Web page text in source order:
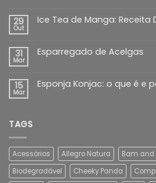
29
Out
Ice Tea de Manga: Receita
31
Mar
Esparregado de Acelgas
15
Mar
Esponja Konjac: o que é e
TAGS
Acessórios Allegro Natura Bam and
Biodegradável
Cheeky Panda